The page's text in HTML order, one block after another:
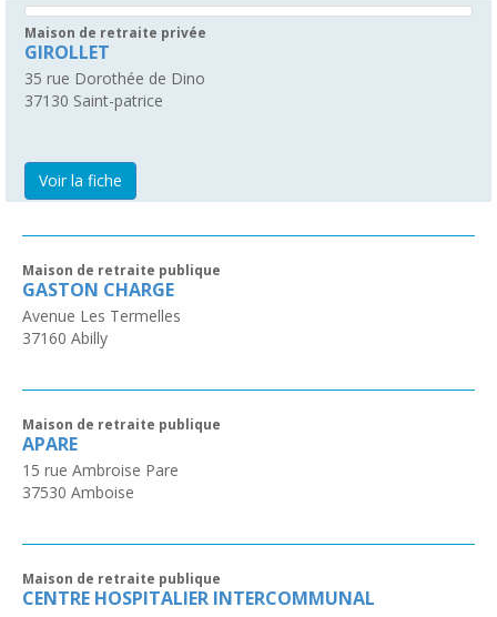
Maison de retraite privée
GIROLLET
35 rue Dorothée de Dino
37130 Saint-patrice
Voir la fiche
Maison de retraite publique
GASTON CHARGE
Avenue Les Termelles
37160 Abilly
Maison de retraite publique
APARE
15 rue Ambroise Pare
37530 Amboise
Maison de retraite publique
CENTRE HOSPITALIER INTERCOMMUNAL